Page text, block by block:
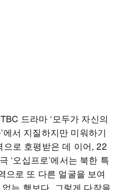
드라마 ‘모두가 자신의
서 지질하지만 미워하기
로 호평받은 데 이어, 22
‘오십프로’에서는 북한 특
으로 또 다른 얼굴을 보여
는 행보다. 그렇게 다작을